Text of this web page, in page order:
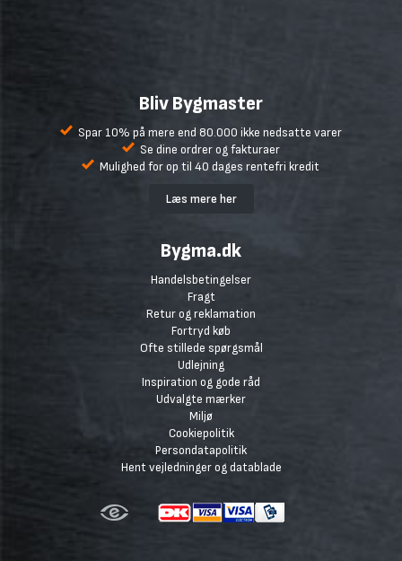
Bliv Bygmaster
Spar 10% på mere end 80.000 ikke nedsatte varer
Se dine ordrer og fakturaer
Mulighed for op til 40 dages rentefri kredit
Læs mere her
Bygma.dk
Handelsbetingelser
Fragt
Retur og reklamation
Fortryd køb
Ofte stillede spørgsmål
Udlejning
Inspiration og gode råd
Udvalgte mærker
Miljø
Cookiepolitik
Persondatapolitik
Hent vejledninger og datablade